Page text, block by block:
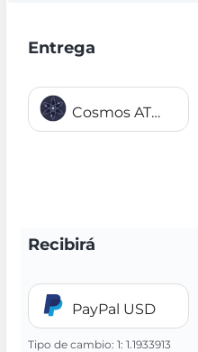
Entrega
Cosmos ATOM
Recibirá
PayPal USD
Tipo de cambio: 1: 1.1933913